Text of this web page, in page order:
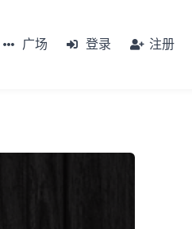
广场 登录 注册